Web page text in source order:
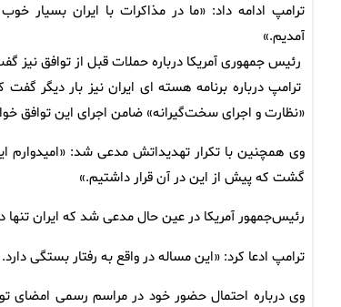
ترامپ ادامه داد: «ما در مذاکرات با ایران بسیار خوب
آمدیم.»
رئیس جمهوری آمریکا درباره حملات قبل از توافق
ترامپ درباره برنامه هسته ای ایران نیز بار دیگر
«نظارت و اجرای سخت‌گیرانه» ضامن اجرای این توافق
وی همچنین با تکرار تهدیداتش مدعی شد:
گشت که پیش از این در آن قرار داشتیم.»
رئیس‌جمهور آمریکا در عین حال مدعی شد که ایران
ترامپ ادعا کرد: «این مساله در واقع به رفتار بستگی
وی درباره احتمال حضور خود در مراسم رسمی امضای